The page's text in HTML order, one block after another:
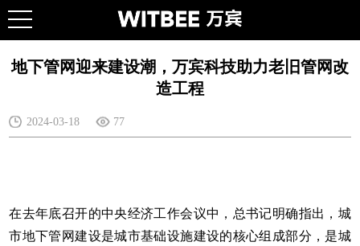
地下管网迎来建设潮，万宾科技助力老旧管网改
造工程
2024-03-18 77
在去年底召开的中央经济工作会议中，总书记明确指出，城
市地下管网建设是城市基础设施建设的核心组成部分，是城